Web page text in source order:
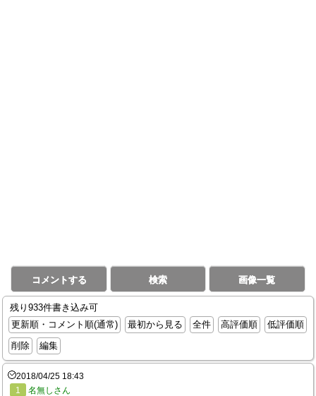
コメントする 検索 画像一覧
残り933件書き込み可
更新順・コメント順(通常)
最初から見る 全件 高評価順
低評価順
削除
編集
2018/04/25 18:43
1
名無しさん